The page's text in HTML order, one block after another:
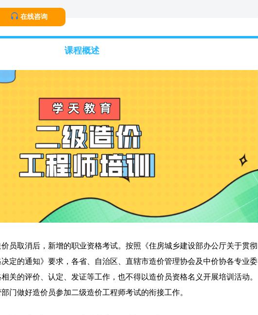
在线咨询
课程概述
员取消后，新增的职业资格考试。按照《住房城乡建设部办公厅关于贯彻
定的通知》要求，各省、自治区、直辖市造价管理协会及中价协各专业委
关的评价、认定、发证等工作，也不得以造价员资格名义开展培训活动。
门做好造价员参加二级造价工程师考试的衔接工作。